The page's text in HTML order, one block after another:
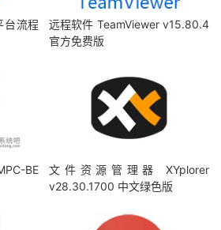
台流程
远程软件 TeamViewer v15.80.4
官方免费版
BE
文件资源管理器 XYplorer
v28.30.1700 中文绿色版